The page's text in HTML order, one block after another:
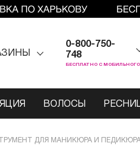
0-800-750-
748
БЕСПЛАТНО С
ВОЛОСЫ
ДЛЯ МАНИКЮРА И